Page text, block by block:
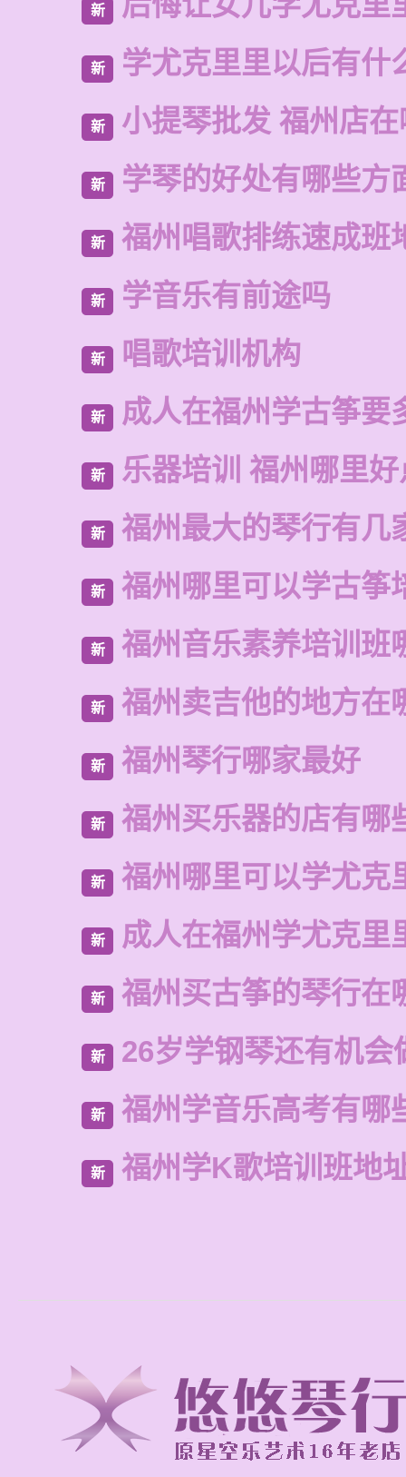
新
新 学尤克里里以后有什
新 小提琴批发 福州店
新 学琴的好处有哪些方
新 福州唱歌排练速成班
新 学音乐有前途吗
新 唱歌培训机构
新 成人在福州学古筝要
新 乐器培训 福州哪里
新 福州最大的琴行有几
新 福州哪里可以学古筝
新 福州音乐素养培训班
新 福州卖吉他的地方在
新 福州琴行哪家最好
新 福州买乐器的店有哪
新 福州哪里可以学尤克
新 成人在福州学尤克里
新 福州买古筝的琴行在
新 26岁学钢琴还有机会
新 福州学音乐高考有哪
新 福州学K歌培训班地